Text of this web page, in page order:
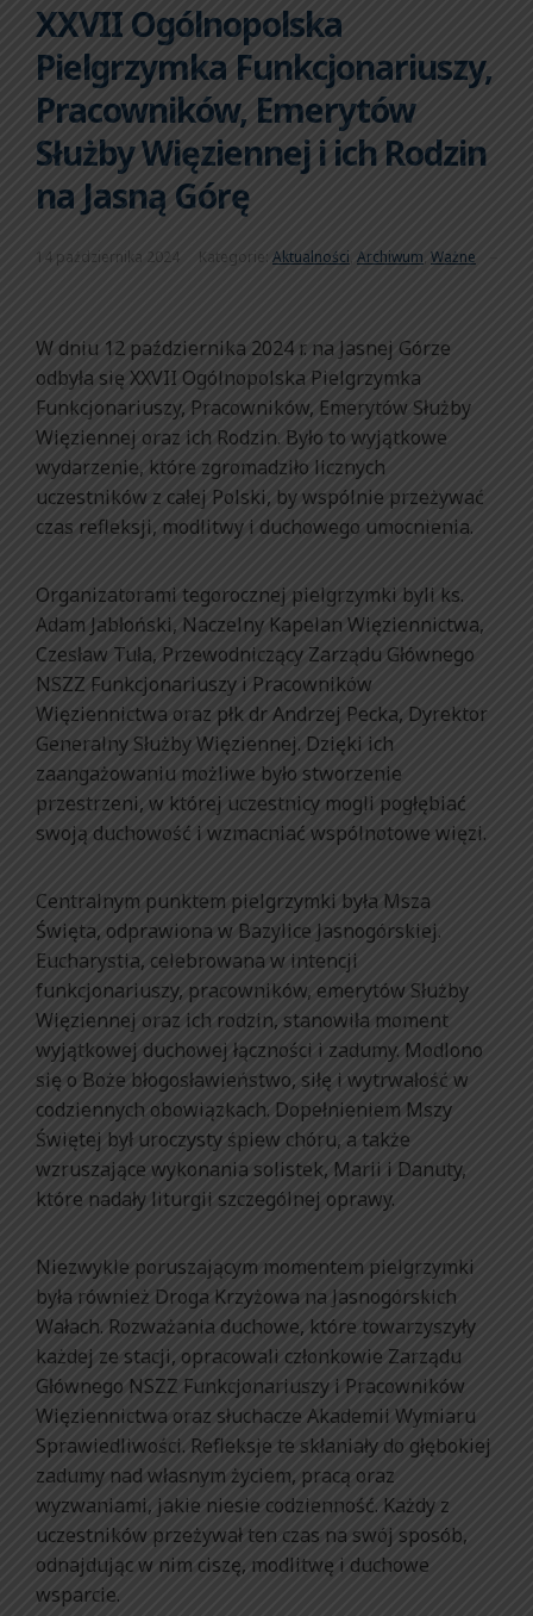
XXVII Ogólnopolska
Pielgrzymka Funkcjonariuszy,
Pracowników, Emerytów
Służby Więziennej i ich Rodzin
na Jasną Górę
14 października 2024 Kategorie: Aktualności Archiwum Ważne
W dniu 12 października 2024 r. na Jasnej Górze
odbyła się XXVII Ogólnopolska Pielgrzymka
Funkcjonariuszy, Pracowników, Emerytów Służby
Więziennej oraz ich Rodzin. Było to wyjątkowe
wydarzenie, które zgromadziło licznych
uczestników z całej Polski, by wspólnie przeżywać
czas refleksji, modlitwy i duchowego umocnienia.
Organizatorami tegorocznej pielgrzymki byli ks.
Adam Jabłoński, Naczelny Kapelan Więziennictwa,
Czesław Tuła, Przewodniczący Zarządu Głównego
NSZZ Funkcjonariuszy i Pracowników
Więziennictwa oraz płk dr Andrzej Pecka, Dyrektor
Generalny Służby Więziennej. Dzięki ich
zaangażowaniu możliwe było stworzenie
przestrzeni, w której uczestnicy mogli pogłębiać
swoją duchowość i wzmacniać wspólnotowe więzi.
Centralnym punktem pielgrzymki była Msza
Święta, odprawiona w Bazylice Jasnogórskiej.
Eucharystia, celebrowana w intencji
funkcjonariuszy, pracowników, emerytów Służby
Więziennej oraz ich rodzin, stanowiła moment
wyjątkowej duchowej łączności i zadumy. Modlono
się o Boże błogosławieństwo, siłę i wytrwałość w
codziennych obowiązkach. Dopełnieniem Mszy
Świętej był uroczysty śpiew chóru, a także
wzruszające wykonania solistek, Marii i Danuty,
które nadały liturgii szczególnej oprawy.
Niezwykle poruszającym momentem pielgrzymki
była również Droga Krzyżowa na Jasnogórskich
Wałach. Rozważania duchowe, które towarzyszyły
każdej ze stacji, opracowali członkowie Zarządu
Głównego NSZZ Funkcjonariuszy i Pracowników
Więziennictwa oraz słuchacze Akademii Wymiaru
Sprawiedliwości. Refleksje te skłaniały do głębokiej
zadumy nad własnym życiem, pracą oraz
wyzwaniami, jakie niesie codzienność. Każdy z
uczestników przeżywał ten czas na swój sposób,
odnajdując w nim ciszę, modlitwę i duchowe
wsparcie.